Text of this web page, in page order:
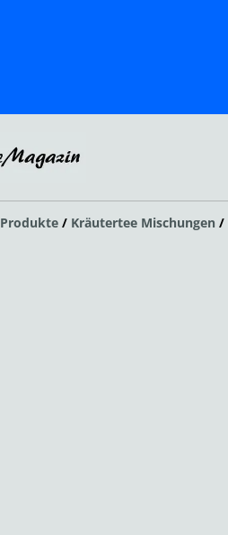
Produkte / Kräutertee Mischungen /